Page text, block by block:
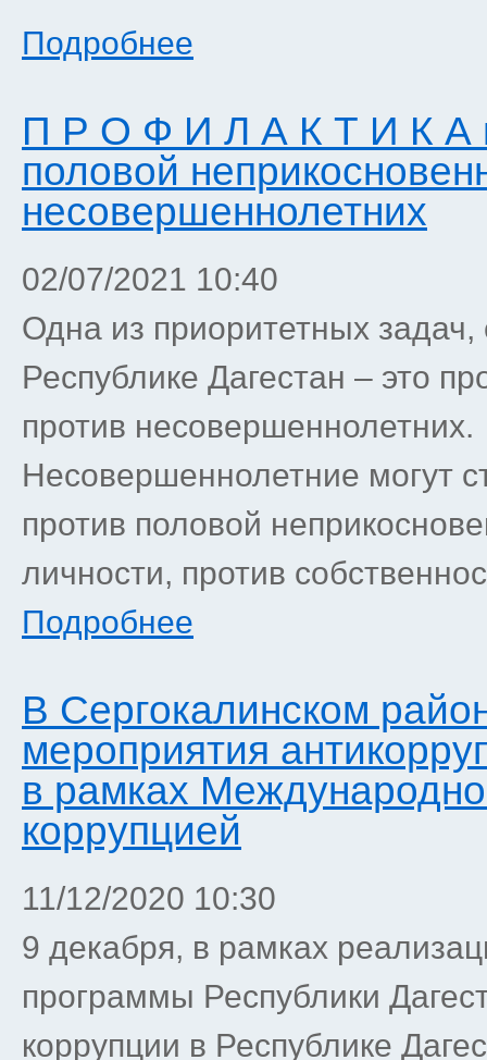
Подробнее
П Р О Ф И Л А К Т И К А
половой
несовершеннолетних
02/07/2021 10:40
Одна из приоритетных
Республике Дагестан – это
против несовершеннолетних.
Несовершеннолетние могут
против половой
личности, против
Подробнее
В Сергокалинском
мероприятия
в рамках
коррупцией
11/12/2020 10:30
9 декабря, в рамках
программы Республики
коррупции в Республике